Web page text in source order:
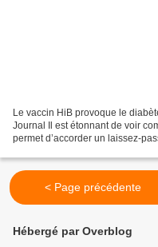
Le vaccin HiB provoque le
Journal Il est étonnant de voir
permet d’accorder un laissez-
< Page précédente
Hébergé par Overblog